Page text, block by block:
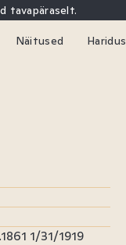
tavapäraselt.
Näitused Haridus
1/31/1919